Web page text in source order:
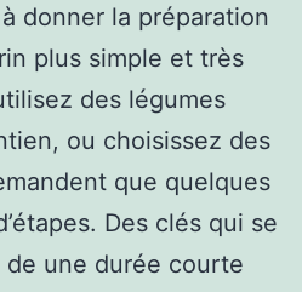
donner la préparation
plus simple et très
des légumes
ou choisissez des
que quelques
Des clés qui se
une durée courte